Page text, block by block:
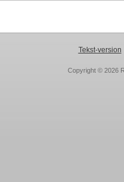
Tekst-version
Copyright © 2026